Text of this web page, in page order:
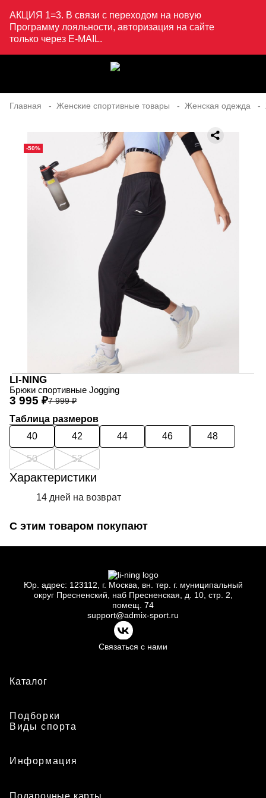
АКЦИЯ 1=3. В связи с переходом на новую
Программу лояльности, авторизация на сайте
только через E-MAIL.
Главная Женские спортивные товары Женская одежда
-50%
LI-NING
Брюки спортивные Jogging
7 999 ₽
3 995 ₽
Таблица размеров
40
42 44 46 48
50 52
Характеристики
14 дней на возврат
С этим товаром покупают
Юр. адрес: 123112, г. Москва, вн. тер. г. муниципальный
округ Пресненский, наб Пресненская, д. 10, стр. 2,
помещ. 74
support@admix-sport.ru
Связаться с нами
Каталог
Подборки
Виды спорта
Информация